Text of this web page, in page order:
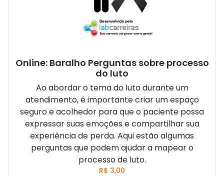
Online: Baralho Perguntas sobre processo
do luto
Ao abordar o tema do luto durante um
atendimento, é importante criar um espaço
seguro e acolhedor para que o paciente possa
expressar suas emoções e compartilhar sua
experiência de perda. Aqui estão algumas
perguntas que podem ajudar a mapear o
processo de luto.
R$ 3,00